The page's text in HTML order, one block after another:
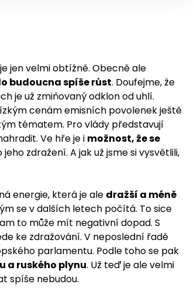
jen velmi obtížně. Obecně ale
budoucna spíše růst. Doufejme, že
je už zmiňovaný odklon od uhlí.
cenám emisních povolenek ještě
tématem. Pro vlády představují
Ve hře je i možnost, že se
zdražení. A jak už jsme si vysvětlili,
energie, která je ale dražší a méně
se v dalších letech počítá. To sice
to může mít negativní dopad. S
ke zdražování. V neposlední řadě
parlamentu. Podle toho se pak
a ruského plynu. Už teď je ale velmi
spíše nebudou.